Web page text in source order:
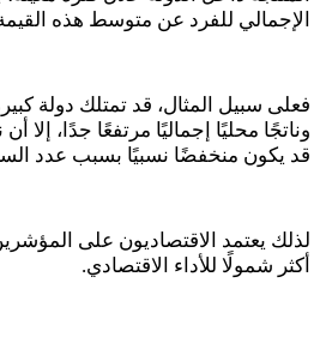
الإجمالي للفرد عن متوسط هذه
فعلى سبيل المثال، قد تمتلك دولة
وناتجًا محليًا إجماليًا مرتفعًا جدًا، إلا
قد يكون منخفضًا نسبيًا بسبب عدد
لذلك يعتمد الاقتصاديون على
أكثر شمولًا للأداء الاقتصادي.